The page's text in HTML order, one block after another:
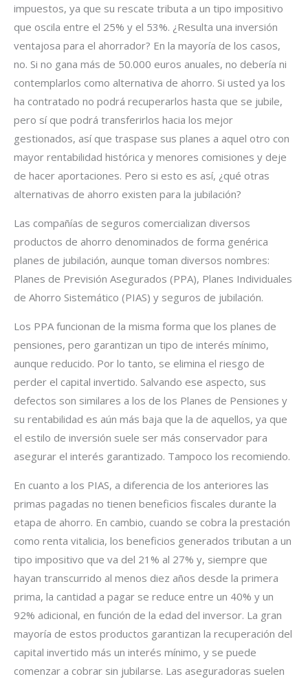
impuestos, ya que su rescate tributa a un tipo impositivo
que oscila entre el 25% y el 53%. ¿Resulta una inversión
ventajosa para el ahorrador? En la mayoría de los casos,
no. Si no gana más de 50.000 euros anuales, no debería ni
contemplarlos como alternativa de ahorro. Si usted ya los
ha contratado no podrá recuperarlos hasta que se jubile,
pero sí que podrá transferirlos hacia los mejor
gestionados, así que traspase sus planes a aquel otro con
mayor rentabilidad histórica y menores comisiones y deje
de hacer aportaciones. Pero si esto es así, ¿qué otras
alternativas de ahorro existen para la jubilación?
Las compañías de seguros comercializan diversos
productos de ahorro denominados de forma genérica
planes de jubilación, aunque toman diversos nombres:
Planes de Previsión Asegurados (PPA), Planes Individuales
de Ahorro Sistemático (PIAS) y seguros de jubilación.
Los PPA funcionan de la misma forma que los planes de
pensiones, pero garantizan un tipo de interés mínimo,
aunque reducido. Por lo tanto, se elimina el riesgo de
perder el capital invertido. Salvando ese aspecto, sus
defectos son similares a los de los Planes de Pensiones y
su rentabilidad es aún más baja que la de aquellos, ya que
el estilo de inversión suele ser más conservador para
asegurar el interés garantizado. Tampoco los recomiendo.
En cuanto a los PIAS, a diferencia de los anteriores las
primas pagadas no tienen beneficios fiscales durante la
etapa de ahorro. En cambio, cuando se cobra la prestación
como renta vitalicia, los beneficios generados tributan a un
tipo impositivo que va del 21% al 27% y, siempre que
hayan transcurrido al menos diez años desde la primera
prima, la cantidad a pagar se reduce entre un 40% y un
92% adicional, en función de la edad del inversor. La gran
mayoría de estos productos garantizan la recuperación del
capital invertido más un interés mínimo, y se puede
comenzar a cobrar sin jubilarse. Las aseguradoras suelen